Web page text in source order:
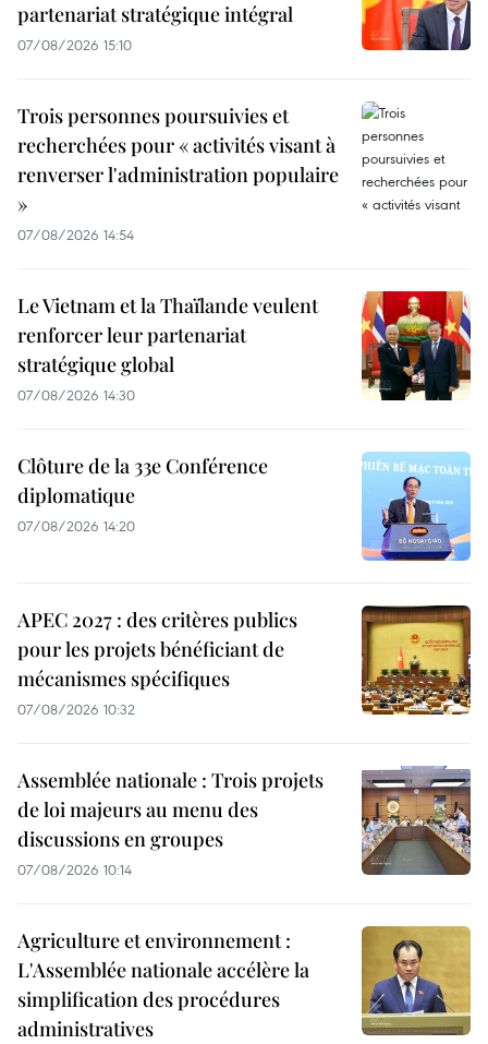
partenariat stratégique intégral
07/08/2026 15:10
Trois personnes poursuivies et
recherchées pour « activités visant à
renverser l'administration populaire
»
07/08/2026 14:54
Le Vietnam et la Thaïlande veulent
renforcer leur partenariat
stratégique global
07/08/2026 14:30
Clôture de la 33e Conférence
diplomatique
07/08/2026 14:20
APEC 2027 : des critères publics
pour les projets bénéficiant de
mécanismes spécifiques
07/08/2026 10:32
Assemblée nationale : Trois projets
de loi majeurs au menu des
discussions en groupes
07/08/2026 10:14
Agriculture et environnement :
L'Assemblée nationale accélère la
simplification des procédures
administratives